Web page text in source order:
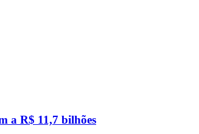
a R$ 11,7 bilhões